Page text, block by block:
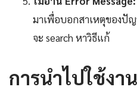
มาเพื่อบอกสาเหตุของปั
จะ search หาวิธีแก้
การนำไปใช้งา